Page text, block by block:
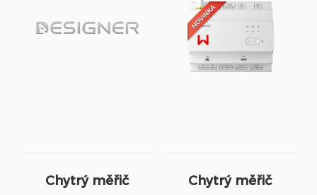
Chytrý měřič Chytrý měřič